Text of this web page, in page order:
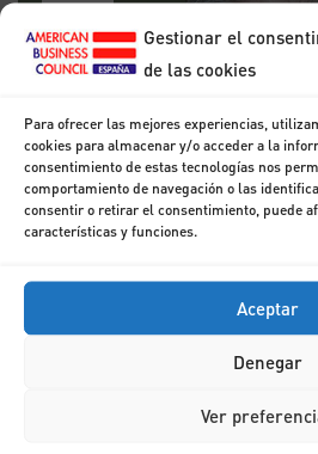
Gestionar el
de las cookies
Para ofrecer las mejores experiencias,
cookies para almacenar y/o acceder a la
consentimiento de estas tecnologías nos
comportamiento de navegación o las
consentir o retirar el consentimiento, puede
características y funciones.
Aceptar
Denegar
Ver
García-Abadillo